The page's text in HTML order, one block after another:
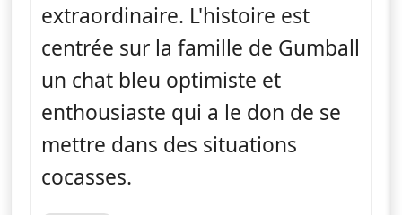
extraordinaire. L'histoire est
centrée sur la famille de Gumball
un chat bleu optimiste et
enthousiaste qui a le don de se
mettre dans des situations
cocasses.